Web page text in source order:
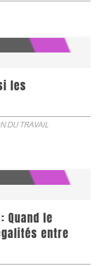
les
DU TRAVAIL
Quand le
entre